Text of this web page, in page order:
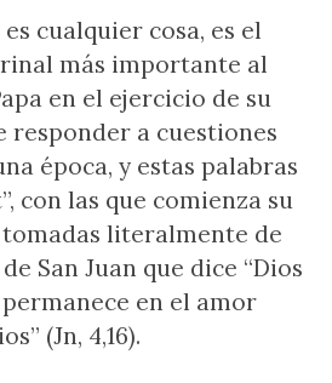
cualquier cosa, es el
más importante al
en el ejercicio de su
responder a cuestiones
época, y estas palabras
con las que comienza su
literalmente de
San Juan que dice “Dios
en el amor
(Jn, 4,16).